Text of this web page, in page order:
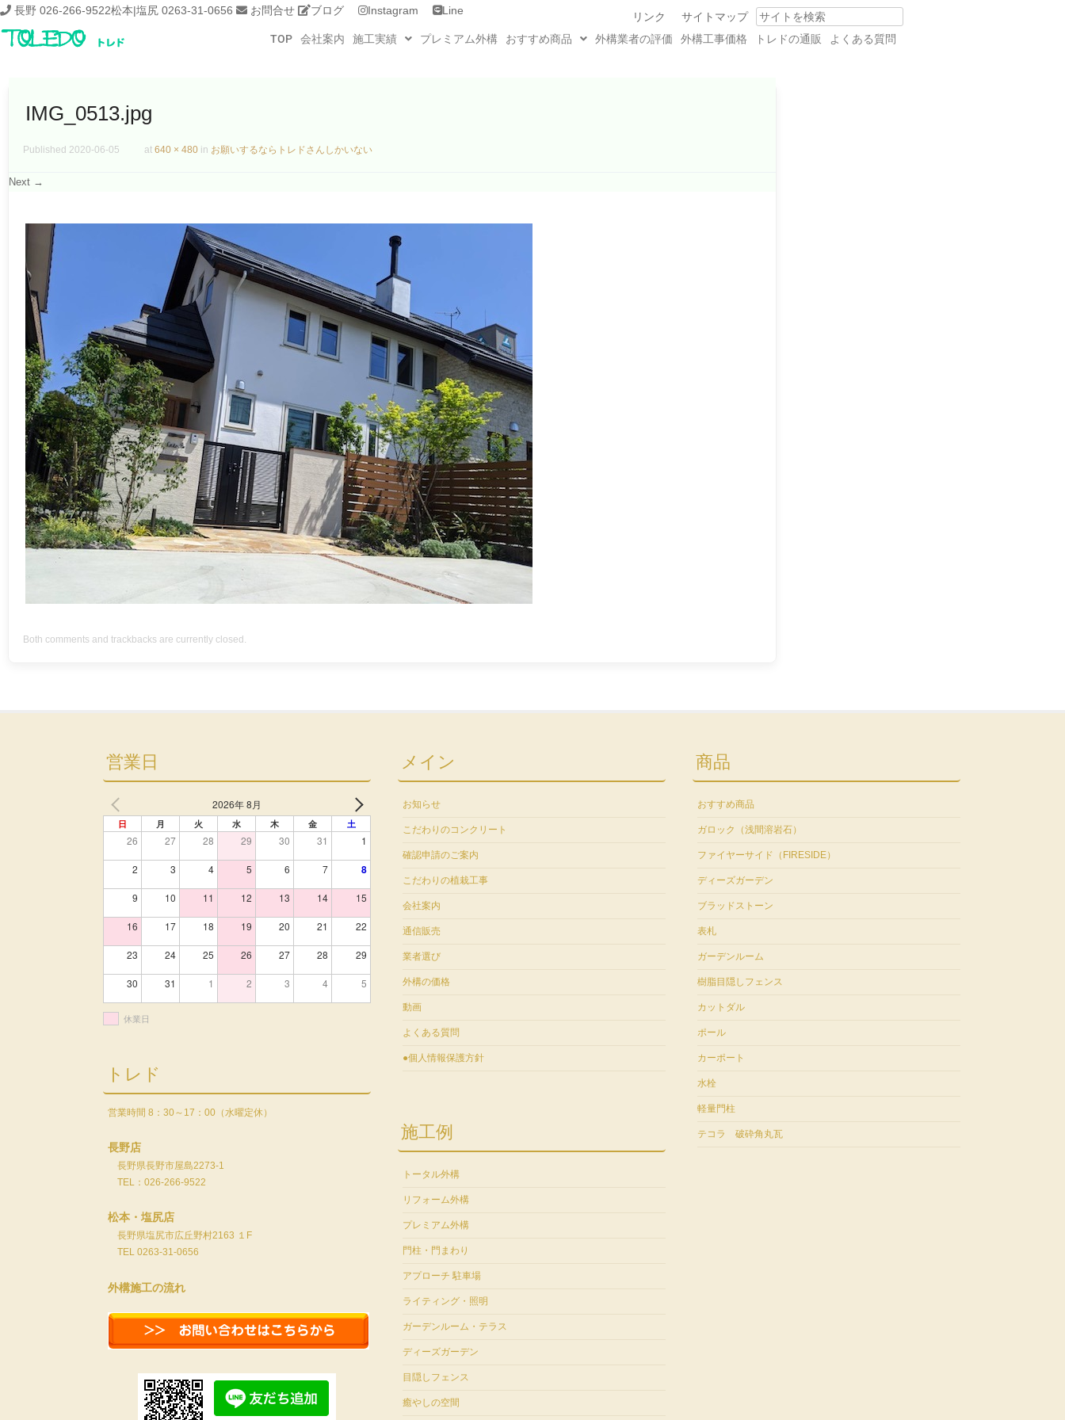
長野 026-266-9522松本|塩尻 0263-31-0656 お問合せ ブログ Instagram Line Search
サイトマップ
リンク
TOP
会社案内 施工実績 プレミアム外構 おすすめ商品 外構業者の評価 外構工事価格 トレドの通販 よくある質問
IMG_0513.jpg
Published 2020-06-05 at 640 × 480 in お願いするならトレドさんしかいない
Next →
Both comments and trackbacks are currently closed.
営業日
2026年 8月
日 月 火 水 木 金 土
26 27 28 29 30 31 1
2 3 4 5 6 7 8
9 10 11 12 13 14 15
16 17 18 19 20 21 22
23 24 25 26 27 28 29
30 31 1 2 3 4 5
休業日
トレド
営業時間 8：30～17：00（水曜定休）
長野店
長野県長野市屋島2273-1
TEL：026-266-9522
松本・塩尻店
長野県塩尻市広丘野村2163 １F
TEL 0263-31-0656
外構施工の流れ
メイン
お知らせ
こだわりのコンクリート
確認申請のご案内
こだわりの植栽工事
会社案内
通信販売
業者選び
外構の価格
動画
よくある質問
●個人情報保護方針
施工例
トータル外構
リフォーム外構
プレミアム外構
門柱・門まわり
アプローチ 駐車場
ライティング・照明
ガーデンルーム・テラス
ディーズガーデン
目隠しフェンス
癒やしの空間
商品
おすすめ商品
ガロック（浅間溶岩石）
ファイヤーサイド（FIRESIDE）
ディーズガーデン
ブラッドストーン
表札
ガーデンルーム
樹脂目隠しフェンス
カットダル
ポール
カーポート
水栓
軽量門柱
テコラ 破砕角丸瓦